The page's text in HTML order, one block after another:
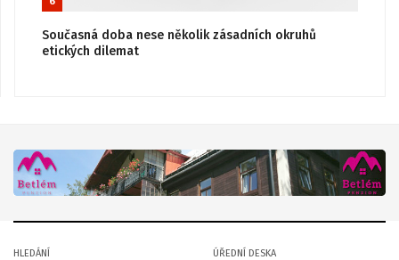
Současná doba nese několik zásadních okruhů
etických dilemat
HLEDÁNÍ
ÚŘEDNÍ DESKA